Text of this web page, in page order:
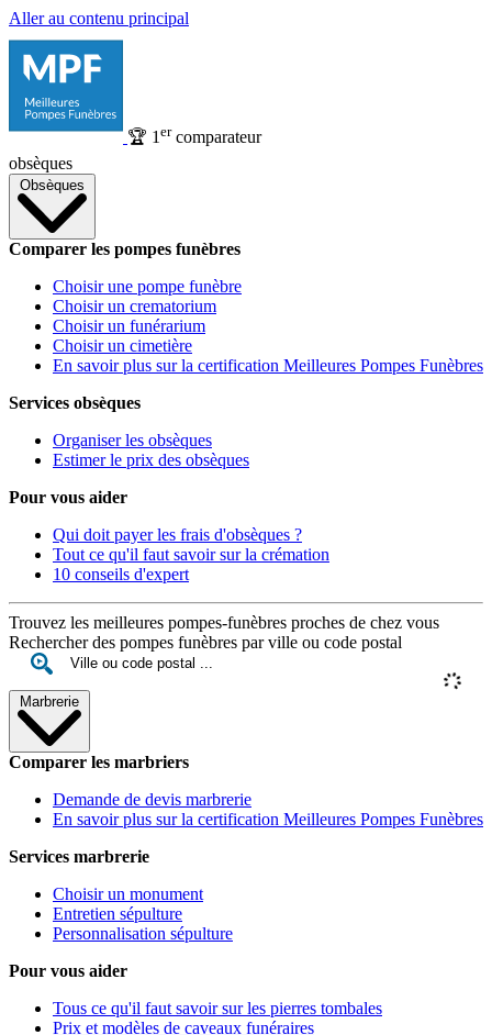
Aller au contenu principal
🏆 1 ercomparateur
obsèques
Obsèques
Comparer les pompes funèbres
Choisir une pompe funèbre
Choisir un crematorium
Choisir un funérarium
Choisir un cimetière
En savoir plus sur la certification Meilleures Pompes Funèbres
Services obsèques
Organiser les obsèques
Estimer le prix des obsèques
Pour vous aider
Qui doit payer les frais d'obsèques ?
Tout ce qu'il faut savoir sur la crémation
10 conseils d'expert
Trouvez les meilleures pompes-funèbres proches de chez vous
Rechercher des pompes funèbres par ville ou code postal
Marbrerie
Comparer les marbriers
Demande de devis marbrerie
En savoir plus sur la certification Meilleures Pompes Funèbres
Services marbrerie
Choisir un monument
Entretien sépulture
Personnalisation sépulture
Pour vous aider
Tous ce qu'il faut savoir sur les pierres tombales
Prix et modèles de caveaux funéraires